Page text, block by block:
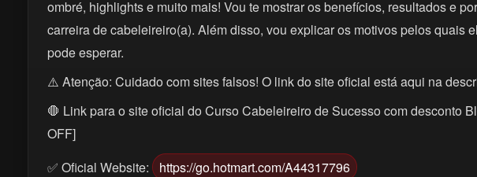
ombré, highlights e muito mais! Vou te mostrar os benefícios, resultados e
carreira de cabeleireiro(a). Além disso, vou explicar os motivos pelos quais
pode esperar.
⚠️ Atenção: Cuidado com sites falsos! O link do site oficial está aqui na
🛑 Link para o site oficial do Curso Cabeleireiro de Sucesso com desconto
OFF]
✅ Oficial Website:
https://go.hotmart.com/A44317796